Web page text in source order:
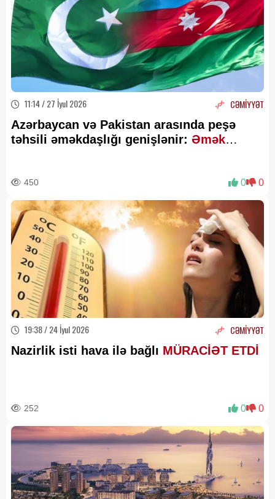
11:14 / 27 İyul 2026 CƏMİYYƏT
Azərbaycan və Pakistan arasında peşə
təhsili əməkdaşlığı genişlənir: Əmək
450 0 0
19:38 / 24 İyul 2026 CƏMİYYƏT
Nazirlik isti hava ilə bağlı MÜRACİƏT ETDİ
252 0 0